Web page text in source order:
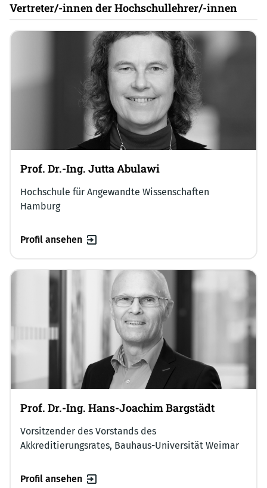
Vertreter/-innen der Hochschullehrer/-innen
Prof. Dr.-Ing. Jutta Abulawi
Hochschule für Angewandte Wissenschaften
Hamburg
Profil ansehen
Prof. Dr.-Ing. Hans-Joachim Bargstädt
Vorsitzender des Vorstands des
Akkreditierungsrates, Bauhaus-Universität Weimar
Profil ansehen